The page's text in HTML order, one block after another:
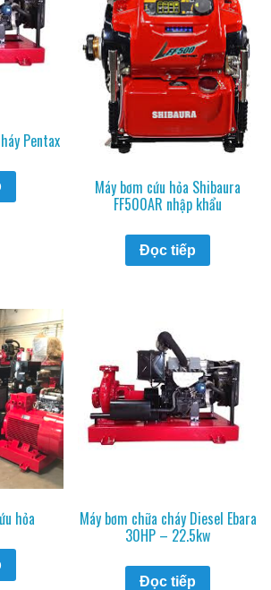
Pentax
Máy bơm cứu hỏa Shibaura
FF500AR nhập khẩu
Đọc tiếp
hỏa Máy bơm chữa cháy Diesel Ebara
30HP – 22.5kw
Đọc tiếp